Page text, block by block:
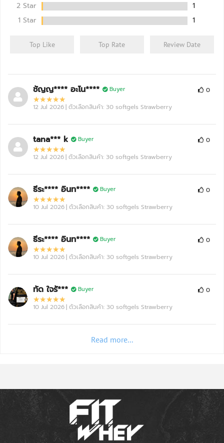
2 Star
1
1 Star
1
Top Like Top Rate Review Date
ชัญญ**** อะโน**** Buyer
12 Jul 2026| ตัวเลือกสินค้า: 30 softgels Strawberry
0
tana*** k Buyer
12 Jul 2026| ตัวเลือกสินค้า: 30 softgels Strawberry
0
ธีระ**** อินท**** Buyer
10 Jul 2026| ตัวเลือกสินค้า: 30 softgels Strawberry
0
ธีระ**** อินท**** Buyer
10 Jul 2026| ตัวเลือกสินค้า: 30 softgels Strawberry
0
ทัด ใจรั*** Buyer
10 Jul 2026| ตัวเลือกสินค้า: 30 softgels Strawberry
0
Read more...